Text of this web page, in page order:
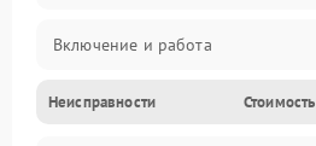
Включение и работа
Работа с нагрузкой
Неисправности Стоимость